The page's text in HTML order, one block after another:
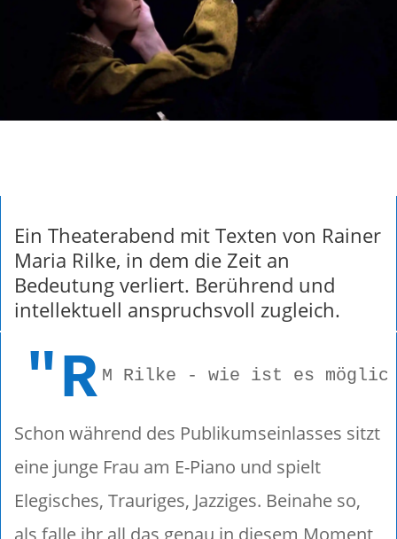
Ein Theaterabend mit Texten von Rainer
Maria Rilke, in dem die Zeit an
Bedeutung verliert. Berührend und
intellektuell anspruchsvoll zugleich.
"R M Rilke - wie ist es
Schon während des Publikumseinlasses sitzt
eine junge Frau am E-Piano und spielt
Elegisches, Trauriges, Jazziges. Beinahe so,
als falle ihr all das genau in diesem Moment